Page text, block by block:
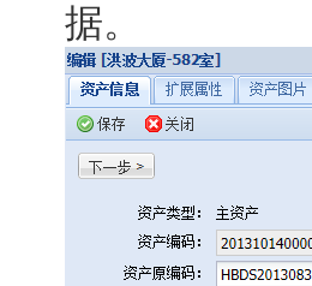
据。